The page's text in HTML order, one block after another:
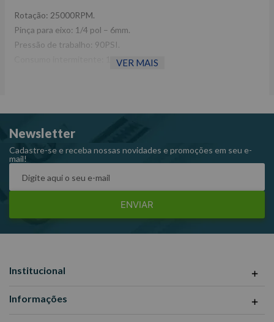
Rotação: 25000RPM.
Pinça para eixo: 1/4 pol – 6mm.
Pressão de trabalho: 90PSI.
Consumo intermitente: 14PCM.
2 chaves.
Maleta plástica.
Waft 6519
VER MAIS
Newsletter
Cadastre-se e receba nossas novidades e promoções em seu e-
mail!
ENVIAR
Institucional
Informações